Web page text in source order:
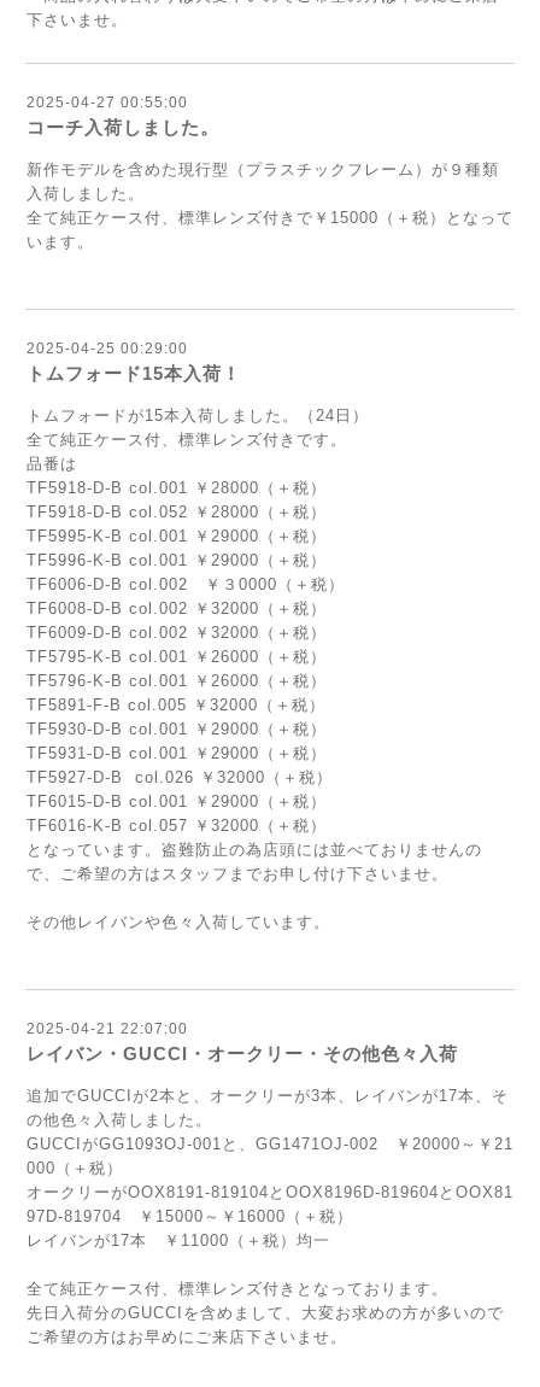
下さいませ。
2025-04-27 00:55:00
コーチ入荷しました。
新作モデルを含めた現行型（プラスチックフレーム）が９種類
入荷しました。
全て純正ケース付、標準レンズ付きで￥15000（＋税）となって
います。
2025-04-25 00:29:00
トムフォード15本入荷！
トムフォードが15本入荷しました。（24日）
全て純正ケース付、標準レンズ付きです。
品番は
TF5918-D-B col.001 ￥28000（＋税）
TF5918-D-B col.052 ￥28000（＋税）
TF5995-K-B col.001 ￥29000（＋税）
TF5996-K-B col.001 ￥29000（＋税）
TF6006-D-B col.002 ￥３0000（＋税）
TF6008-D-B col.002 ￥32000（＋税）
TF6009-D-B col.002 ￥32000（＋税）
TF5795-K-B col.001 ￥26000（＋税）
TF5796-K-B col.001 ￥26000（＋税）
TF5891-F-B col.005 ￥32000（＋税）
TF5930-D-B col.001 ￥29000（＋税）
TF5931-D-B col.001 ￥29000（＋税）
TF5927-D-B col.026 ￥32000（＋税）
TF6015-D-B col.001 ￥29000（＋税）
TF6016-K-B col.057 ￥32000（＋税）
となっています。盗難防止の為店頭には並べておりませんの
で、ご希望の方はスタッフまでお申し付け下さいませ。
その他レイバンや色々入荷しています。
2025-04-21 22:07:00
レイバン・GUCCI・オークリー・その他色々入荷
追加でGUCCIが2本と、オークリーが3本、レイバンが17本、そ
の他色々入荷しました。
GUCCIがGG1093OJ-001と、GG1471OJ-002 ￥20000～￥21
000（＋税）
オークリーがOOX8191-819104とOOX8196D-819604とOOX81
97D-819704 ￥15000～￥16000（＋税）
レイバンが17本 ￥11000（＋税）均一
全て純正ケース付、標準レンズ付きとなっております。
先日入荷分のGUCCIを含めまして、大変お求めの方が多いので
ご希望の方はお早めにご来店下さいませ。